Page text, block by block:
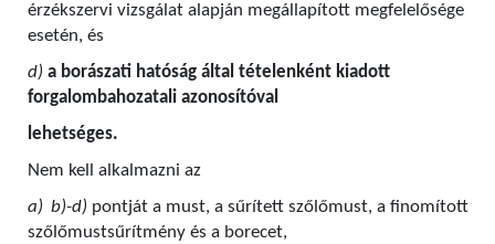
érzékszervi vizsgálat alapján megállapított megfelelősége
esetén, és
d) a borászati hatóság által tételenként kiadott
forgalombahozatali azonosítóval
lehetséges.
Nem kell alkalmazni az
a) b)-d) pontját a must, a sűrített szőlőmust, a finomított
szőlőmustsűrítmény és a borecet,